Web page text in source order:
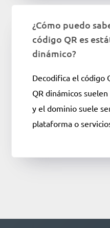
¿Cómo puedo
código QR es
dinámico?
Decodifica el código
QR dinámicos
y el dominio suele
plataforma o